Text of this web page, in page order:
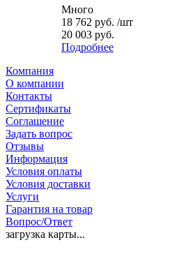
Много
18 762 руб. /шт
20 003 руб.
Подробнее
Компания
О компании
Контакты
Сертификаты
Соглашение
Задать вопрос
Отзывы
Информация
Условия оплаты
Условия доставки
Услуги
Гарантия на товар
Вопрос/Ответ
загрузка карты...